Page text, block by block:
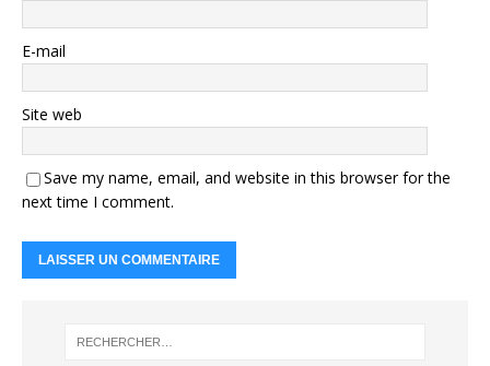
E-mail
Site web
Save my name, email, and website in this browser for the
next time I comment.